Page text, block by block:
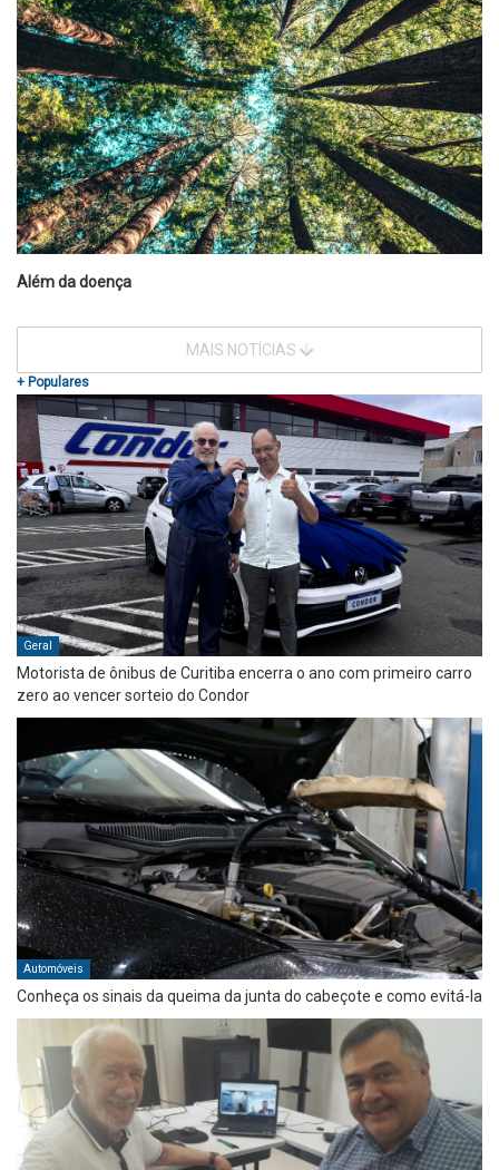
Além da doença
MAIS NOTÍCIAS
+ Populares
Geral
Motorista de ônibus de Curitiba encerra o ano com primeiro carro
zero ao vencer sorteio do Condor
Automóveis
Conheça os sinais da queima da junta do cabeçote e como evitá-la